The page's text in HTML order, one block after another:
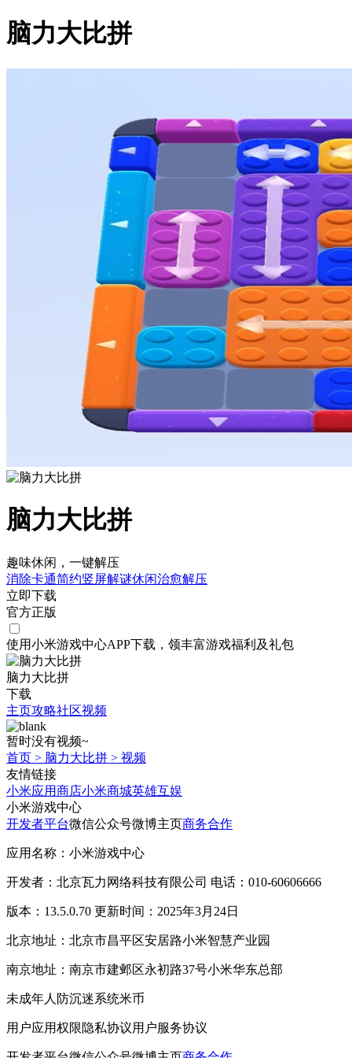
脑力大比拼
脑力大比拼
趣味休闲，一键解压
消除卡通简约竖屏解谜休闲治愈解压
立即下载
官方正版
使用小米游戏中心APP下载 ，领丰富游戏福利 及礼包
脑力大比拼
下载
主页攻略社区视频
暂时没有视频~
首页 > 脑力大比拼 > 视频
友情链接
小米应用商店小米商城英雄互娱
小米游戏中心
开发者平台微信公众号微博主页商务合作
应用名称：小米游戏中心
开发者：北京瓦力网络科技有限公司 电话：010-60606666
版本：13.5.0.70 更新时间：2025年3月24日
北京地址：北京市昌平区安居路小米智慧产业园
南京地址：南京市建邺区永初路37号小米华东总部
未成年人防沉迷系统米币
用户应用权限隐私协议用户服务协议